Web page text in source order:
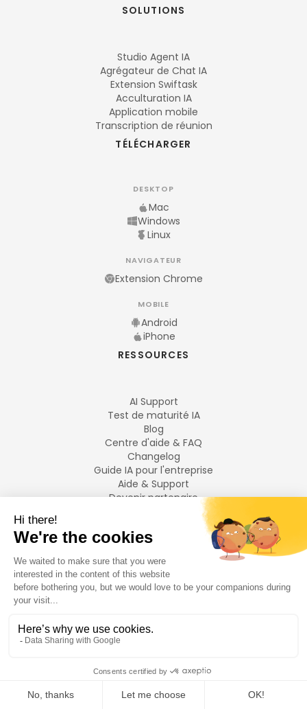
SOLUTIONS
Studio Agent IA
Agrégateur de Chat IA
Extension Swiftask
Acculturation IA
Application mobile
Transcription de réunion
TÉLÉCHARGER
DESKTOP
Mac
Windows
Linux
NAVIGATEUR
Extension Chrome
MOBILE
Android
iPhone
RESSOURCES
AI Support
Test de maturité IA
Blog
Centre d'aide & FAQ
Changelog
Guide IA pour l'entreprise
Aide & Support
Devenir partenaire
LANGUES
Français
English
2026Swiftask. Tous droits réservés.